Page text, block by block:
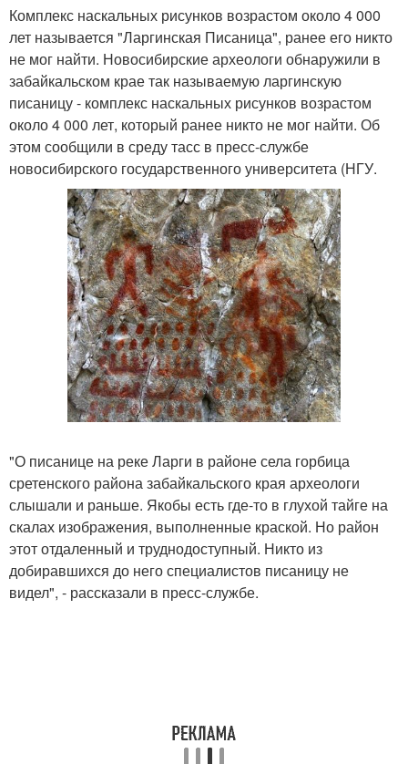
Комплекс наскальных рисунков возрастом около 4 000
лет называется "Ларгинская Писаница", ранее его никто
не мог найти. Новосибирские археологи обнаружили в
забайкальском крае так называемую ларгинскую
писаницу - комплекс наскальных рисунков возрастом
около 4 000 лет, который ранее никто не мог найти. Об
этом сообщили в среду тасс в пресс-службе
новосибирского государственного университета (НГУ.
"О писанице на реке Ларги в районе села горбица
сретенского района забайкальского края археологи
слышали и раньше. Якобы есть где-то в глухой тайге на
скалах изображения, выполненные краской. Но район
этот отдаленный и труднодоступный. Никто из
добиравшихся до него специалистов писаницу не
видел", - рассказали в пресс-службе.